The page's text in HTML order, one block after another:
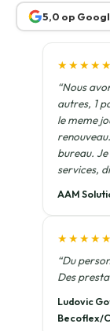
5,0 op
★★★★★
“Nous
autres, 1
le meme
bureau.
services,
AAM
★★★★★
“Du
Des
Ludovic
Becoflex/